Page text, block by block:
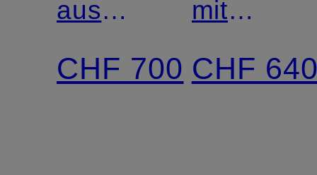
aus
Satin
CHF 700
mit
Schluppe
CHF